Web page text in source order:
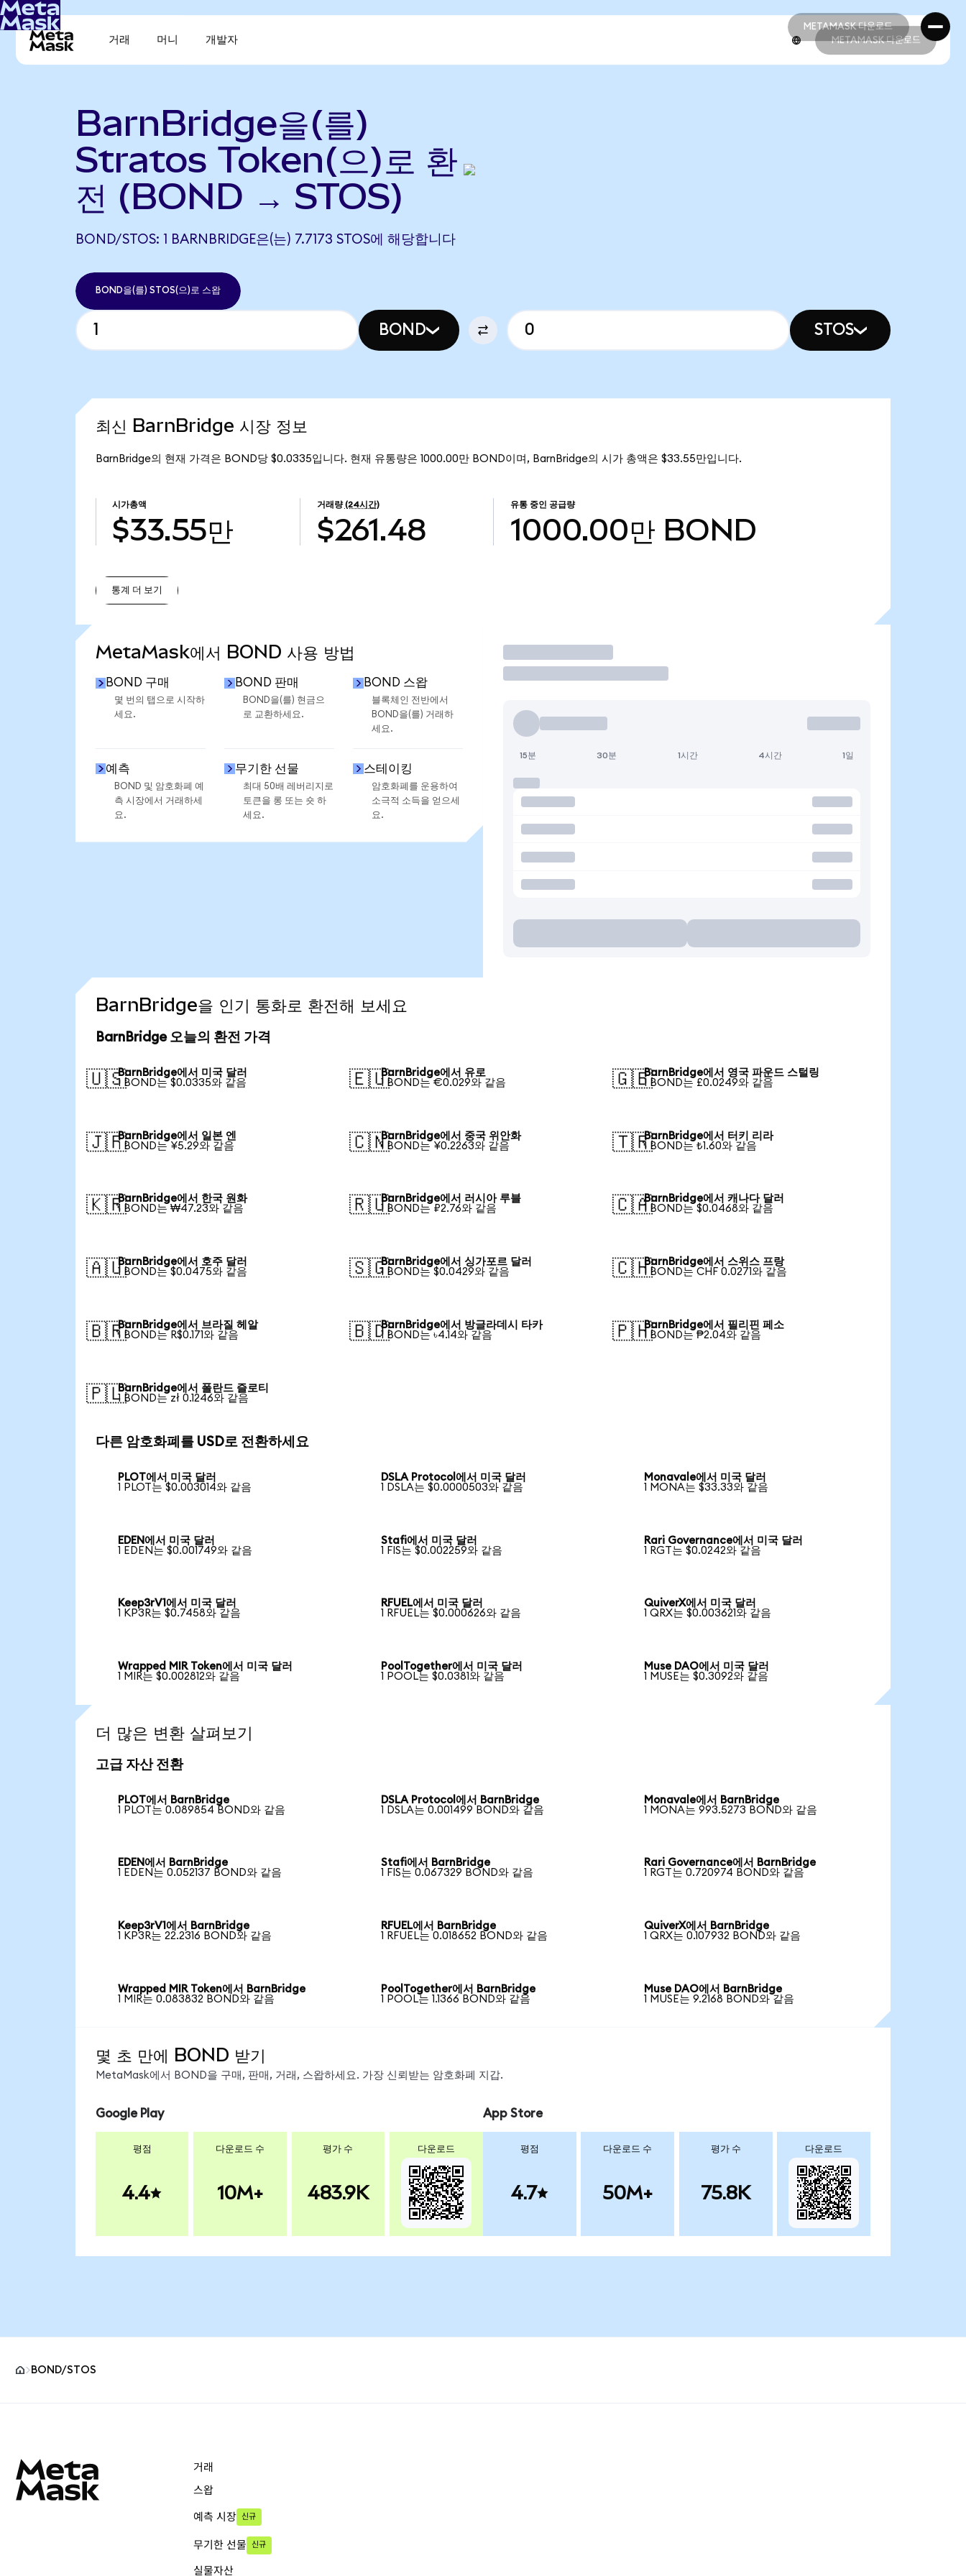
METAMASK 다운로드
METAMASK 다운로드
거래 머니 개발자 METAMASK 다운로드
BarnBridge을(를)
Stratos Token(으)로 환
전 (BOND → STOS)
BOND/STOS: 1 BARNBRIDGE은(는) 7.7173 STOS에 해당합니다
BOND을(를) STOS(으)로 스왑
BOND STOS
최신 BarnBridge 시장 정보
BarnBridge의 현재 가격은 BOND당 $0.0335입니다. 현재 유통량은 1000.00만 BOND이며, BarnBridge의 시가 총액은 $33.55만입니다.
시가총액
$33.55만
거래량 (24시간)
$261.48
유통 중인 공급량
1000.00만 BOND
통계 더 보기
MetaMask에서 BOND 사용 방법
BOND 구매
몇 번의 탭으로 시작하
세요.
BOND 판매
BOND을(를) 현금으
로 교환하세요.
BOND 스왑
블록체인 전반에서
BOND을(를) 거래하
세요.
예측
BOND 및 암호화폐 예
측 시장에서 거래하세
요.
무기한 선물
최대 50배 레버리지로
토큰을 롱 또는 숏 하
세요.
스테이킹
암호화폐를 운용하여
소극적 소득을 얻으세
요.
거래
15분 30분 1시간 4시간 1일
BarnBridge을 인기 통화로 환전해 보세요
BarnBridge 오늘의 환전 가격
🇺🇸BarnBridge에서 미국 달러
1 BOND는 $0.0335와 같음
🇪🇺BarnBridge에서 유로
1 BOND는 €0.029와 같음
🇬🇧BarnBridge에서 영국 파운드 스털링
1 BOND는 £0.0249와 같음
🇯🇵BarnBridge에서 일본 엔
1 BOND는 ¥5.29와 같음
🇨🇳BarnBridge에서 중국 위안화
1 BOND는 ¥0.2263와 같음
🇹🇷BarnBridge에서 터키 리라
1 BOND는 ₺1.60와 같음
🇰🇷BarnBridge에서 한국 원화
1 BOND는 ₩47.23와 같음
🇷🇺BarnBridge에서 러시아 루블
1 BOND는 ₽2.76와 같음
🇨🇦BarnBridge에서 캐나다 달러
1 BOND는 $0.0468와 같음
🇦🇺BarnBridge에서 호주 달러
1 BOND는 $0.0475와 같음
🇸🇬BarnBridge에서 싱가포르 달러
1 BOND는 $0.0429와 같음
🇨🇭BarnBridge에서 스위스 프랑
1 BOND는 CHF 0.0271와 같음
🇧🇷BarnBridge에서 브라질 헤알
1 BOND는 R$0.171와 같음
🇧🇩BarnBridge에서 방글라데시 타카
1 BOND는 ৳4.14와 같음
🇵🇭BarnBridge에서 필리핀 페소
1 BOND는 ₱2.04와 같음
🇵🇱BarnBridge에서 폴란드 즐로티
1 BOND는 zł 0.1246와 같음
다른 암호화폐를 USD로 전환하세요
PLOT에서 미국 달러
1 PLOT는 $0.003014와 같음
DSLA Protocol에서 미국 달러
1 DSLA는 $0.0000503와 같음
Monavale에서 미국 달러
1 MONA는 $33.33와 같음
EDEN에서 미국 달러
1 EDEN는 $0.001749와 같음
Stafi에서 미국 달러
1 FIS는 $0.002259와 같음
Rari Governance에서 미국 달러
1 RGT는 $0.0242와 같음
Keep3rV1에서 미국 달러
1 KP3R는 $0.7458와 같음
RFUEL에서 미국 달러
1 RFUEL는 $0.000626와 같음
QuiverX에서 미국 달러
1 QRX는 $0.003621와 같음
Wrapped MIR Token에서 미국 달러
1 MIR는 $0.002812와 같음
PoolTogether에서 미국 달러
1 POOL는 $0.0381와 같음
Muse DAO에서 미국 달러
1 MUSE는 $0.3092와 같음
더 많은 변환 살펴보기
고급 자산 전환
PLOT에서 BarnBridge
1 PLOT는 0.089854 BOND와 같음
DSLA Protocol에서 BarnBridge
1 DSLA는 0.001499 BOND와 같음
Monavale에서 BarnBridge
1 MONA는 993.5273 BOND와 같음
EDEN에서 BarnBridge
1 EDEN는 0.052137 BOND와 같음
Stafi에서 BarnBridge
1 FIS는 0.067329 BOND와 같음
Rari Governance에서 BarnBridge
1 RGT는 0.720974 BOND와 같음
Keep3rV1에서 BarnBridge
1 KP3R는 22.2316 BOND와 같음
RFUEL에서 BarnBridge
1 RFUEL는 0.018652 BOND와 같음
QuiverX에서 BarnBridge
1 QRX는 0.107932 BOND와 같음
Wrapped MIR Token에서 BarnBridge
1 MIR는 0.083832 BOND와 같음
PoolTogether에서 BarnBridge
1 POOL는 1.1366 BOND와 같음
Muse DAO에서 BarnBridge
1 MUSE는 9.2168 BOND와 같음
몇 초 만에 BOND 받기
MetaMask에서 BOND을 구매, 판매, 거래, 스왑하세요. 가장 신뢰받는 암호화폐 지갑.
Google Play
평점
4.4
다운로드 수
10M+
평가 수
483.9K
다운로드
App Store
평점
4.7
다운로드 수
50M+
평가 수
75.8K
다운로드
BOND/STOS
거래
스왑
예측 시장 신규
무기한 선물 신규
실물자산